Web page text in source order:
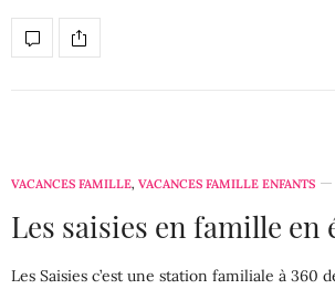
VACANCES FAMILLE, VACANCES FAMILLE ENFANTS
Les saisies en famille en
Les Saisies c’est une station familiale à 360